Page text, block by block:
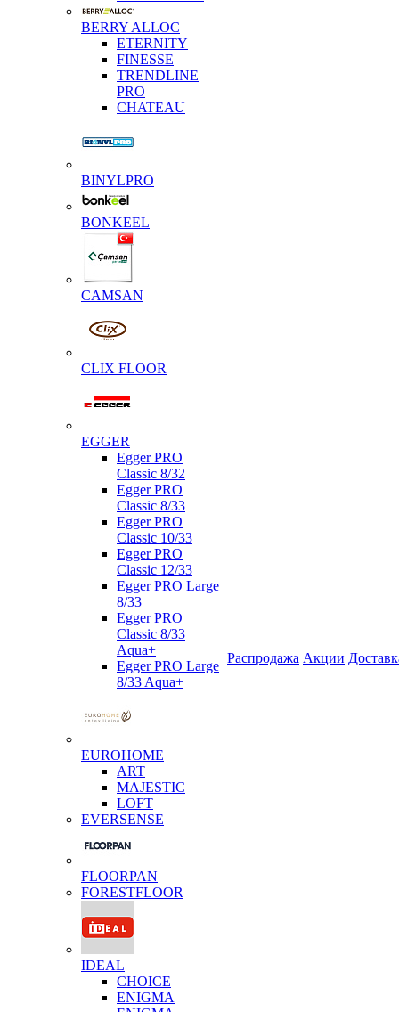
BERRY ALLOC
ETERNITY
FINESSE
TRENDLINE
PRO
CHATEAU
BINYLPRO
BONKEEL
CAMSAN
CLIX FLOOR
EGGER
Egger PRO
Classic 8/32
Egger PRO
Classic 8/33
Egger PRO
Classic 10/33
Egger PRO
Classic 12/33
Egger PRO Large
8/33
Egger PRO
Classic 8/33
Aqua+
Egger PRO Large
8/33 Aqua+
EUROHOME
ART
MAJESTIC
LOFT
EVERSENSE
FLOORPAN
FORESTFLOOR
IDEAL
CHOICE
ENIGMA
Распродажа Акции